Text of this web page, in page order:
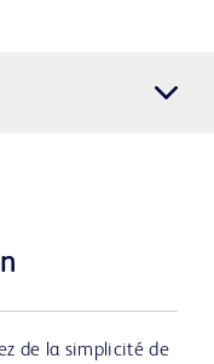
de la simplicité de